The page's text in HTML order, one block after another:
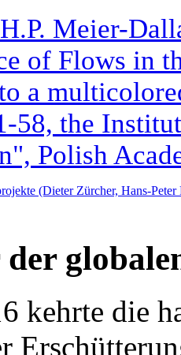
Meier-
of Flows in
a
58, the
Polish
(Dieter Zürcher, Hans-
kehrte die